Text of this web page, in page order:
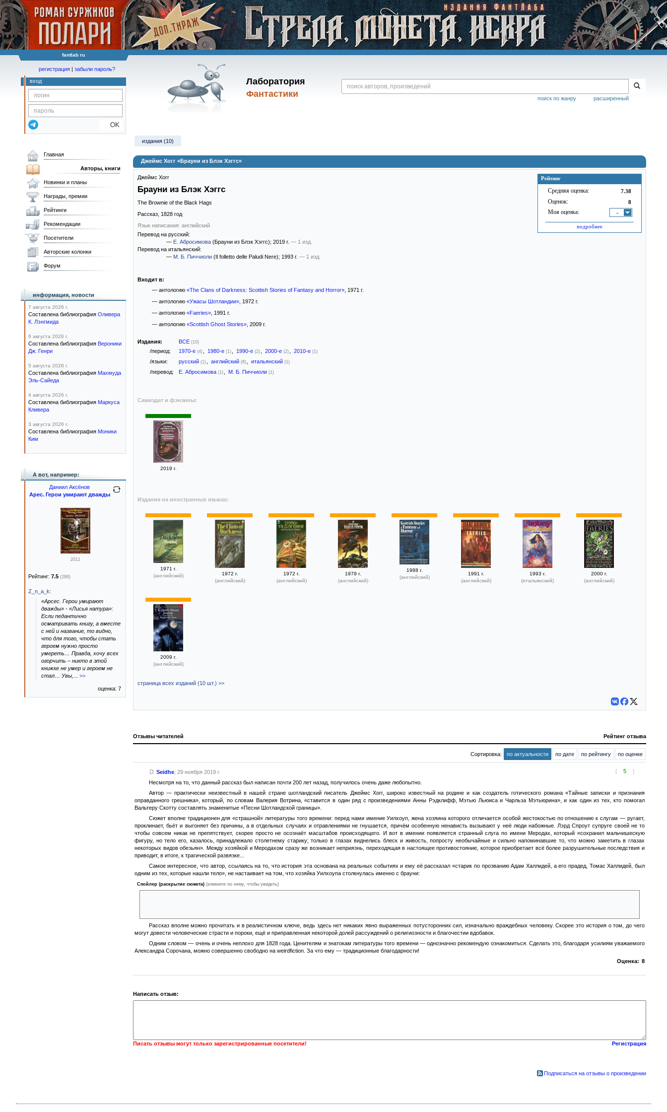
fantlab ru
Лаборатория
Фантастики
расширенный
поиск по жанру
регистрация | забыли пароль?
вход
OK
издания (10)
Джеймс Хогг «Брауни из Блэк Хэггс»
Рейтинг
Средняя оценка: 7.38
Оценок: 8
Моя оценка: -
подробнее
Джеймс Хогг
Брауни из Блэк Хэггс
The Brownie of the Black Hags
Рассказ, 1828 год
Язык написания: английский
Перевод на русский:
— Е. Абросимова (Брауни из Блэк Хэггс); 2019 г. — 1 изд.
Перевод на итальянский:
— М. Б. Пиччиоли (Il folletto delle Paludi Nere); 1993 г. — 1 изд.
Входит в:
— антологию «The Clans of Darkness: Scottish Stories of Fantasy and Horror», 1971 г.
— антологию «Ужасы Шотландии», 1972 г.
— антологию «Faeries», 1991 г.
— антологию «Scottish Ghost Stories», 2009 г.
Издания: ВСЕ (10)
/период: 1970-е (4) 1980-е (1) 1990-е (2) 2000-е (2) 2010-е (1)
/языки: русский (1) английский (8) итальянский (1)
/перевод: Е. Абросимова (1) М. Б. Пиччиоли (1)
Самиздат и фэнзины:
2019 г.
Издания на иностранных языках:
1971 г.
(английский)
1972 г.
(английский)
1972 г.
(английский)
1979 г.
(английский)
1988 г.
(английский)
1991 г.
(английский)
1993 г.
(итальянский)
2000 г.
(английский)
2009 г.
(английский)
страница всех изданий (10 шт.) >>
Отзывы читателей Рейтинг отзыва
Сортировка: по актуальности по дате по рейтингу по оценке
[ 5 ]
Seidhe, 29 ноября 2019 г.
Несмотря на то, что данный рассказ был написан почти 200 лет назад, получилось очень даже любопытно.
Автор — практически неизвестный в нашей стране шотландский писатель Джеймс Хогг, широко известный на родине и как создатель готического романа «Тайные записки и признания
оправданного грешника», который, по словам Валерия Вотрина, «ставится в один ряд с произведениями Анны Рэдклифф, Мэтью Льюиса и Чарльза Мэтьюрина», и как один из тех, кто помогал
Вальтеру Скотту составлять знаменитые «Песни Шотландской границы».
Сюжет вполне традиционен для «страшной» литературы того времени: перед нами имение Уилхоуп, жена хозяина которого отличается особой жестокостью по отношению к слугам — ругает,
проклинает, бьёт и выгоняет без причины, а в отдельных случаях и отравлениями не гнушается, причём особенную ненависть вызывают у неё люди набожные. Лэрд Спроут супруге своей не то
чтобы совсем никак не препятствует, скорее просто не осознаёт масштабов происходящего. И вот в имении появляется странный слуга по имени Меродах, который «сохранил мальчишескую
фигуру, но тело его, казалось, принадлежало столетнему старику; только в глазах виднелись блеск и живость, попросту необычайные и сильно напоминавшие то, что можно заметить в глазах
некоторых видов обезьян». Между хозяйкой и Меродахом сразу же возникает неприязнь, переходящая в настоящее противостояние, которое приобретает всё более разрушительные последствия и
приводит, в итоге, к трагической развязке...
Самое интересное, что автор, ссылаясь на то, что история эта основана на реальных событиях и ему её рассказал «старик по прозванию Адам Халлидей, а его прадед, Томас Халлидей, был
одним из тех, которые нашли тело», не настаивает на том, что хозяйка Уилхоупа столкнулась именно с брауни:
Спойлер (раскрытие сюжета) (кликните по нему, чтобы увидеть)
Рассказ вполне можно прочитать и в реалистичном ключе, ведь здесь нет никаких явно выраженных потусторонних сил, изначально враждебных человеку. Скорее это история о том, до чего
могут довести человеческие страсти и пороки, ещё и приправленная некоторой долей рассуждений о религиозности и благочестии вдобавок.
Одним словом — очень и очень неплохо для 1828 года. Ценителям и знатокам литературы того времени — однозначно рекомендую ознакомиться. Сделать это, благодаря усилиям уважаемого
Александра Сорочана, можно совершенно свободно на weirdfiction. За что ему — традиционные благодарности!
Оценка: 8
Написать отзыв:
Писать отзывы могут только зарегистрированные посетители! Регистрация
Подписаться на отзывы о произведении
Главная
Авторы, книги
Новинки и планы
Награды, премии
Рейтинги
Рекомендации
Посетители
Авторские колонки
Форум
информация, новости
7 августа 2026 г.
Составлена библиография Оливера
К. Лэнгмида
6 августа 2026 г.
Составлена библиография Вероники
Дж. Генри
5 августа 2026 г.
Составлена библиография Махмуда
Эль-Сайеда
4 августа 2026 г.
Составлена библиография Маркуса
Кливера
3 августа 2026 г.
Составлена библиография Моники
Ким
А вот, например:
Даниил Аксёнов
Арес. Герои умирают дважды
2011
Рейтинг: 7.5 (288)
Z_n_a_k:
«Арсес. Герои умирают
дважды» - «Лисья натура»:
Если педантично
осматривать книгу, а вместе
с ней и название, то видно,
что для того, чтобы стать
героем нужно просто
умереть… Правда, хочу всех
огорчить – никто в этой
книжке не умер и героем не
стал… Увы,
>>
оценка: 7